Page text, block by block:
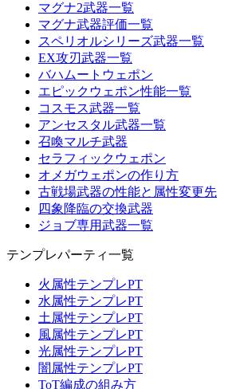
マグナ2武器一覧
マグナ武器評価一覧
スペリオルシリーズ武器一覧
EX攻刃武器一覧
バハムートウェポン
エピックウェポン性能一覧
コスモス武器一覧
アンセスタル武器一覧
召喚マルチ武器
セラフィックウェポン
オメガウェポンの作り方
古戦場武器の性能と属性変更先
四象降臨の交換武器
ジョブ専用武器一覧
テンプレパーティ一覧
火属性テンプレPT
水属性テンプレPT
土属性テンプレPT
風属性テンプレPT
光属性テンプレPT
闇属性テンプレPT
ToT編成の組み方